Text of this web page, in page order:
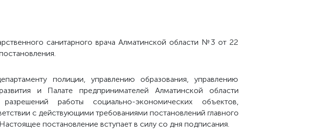
санитарного врача Алматинской области №3 от 22
полиции, управлению образования, управлению
и Палате предпринимателей Алматинской области
работы социально-экономических объектов,
с действующими требованиями постановлений главного
постановление вступает в силу со дня подписания.